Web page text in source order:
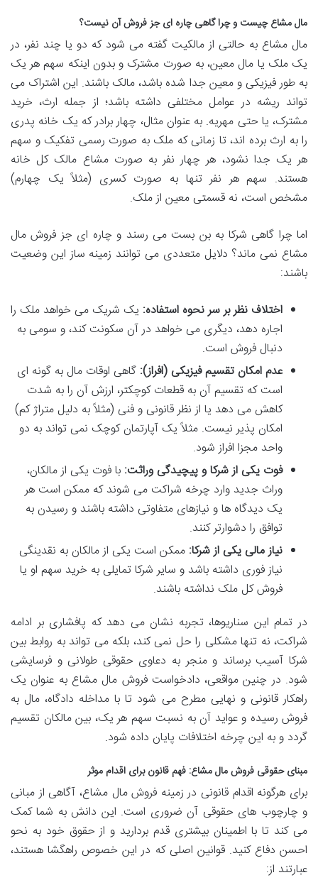
مال مشاع چیست و چرا گاهی چاره ای جز فروش آن نیست؟
مال مشاع به حالتی از مالکیت گفته می شود که دو یا چند نفر، در
یک ملک یا مال معین، به صورت مشترک و بدون اینکه سهم هر یک
به طور فیزیکی و معین جدا شده باشد، مالک باشند. این اشتراک می
تواند ریشه در عوامل مختلفی داشته باشد؛ از جمله ارث، خرید
مشترک، یا حتی مهریه. به عنوان مثال، چهار برادر که یک خانه پدری
را به ارث برده اند، تا زمانی که ملک به صورت رسمی تفکیک و سهم
هر یک جدا نشود، هر چهار نفر به صورت مشاع مالک کل خانه
هستند. سهم هر نفر تنها به صورت کسری (مثلاً یک چهارم)
مشخص است، نه قسمتی معین از ملک.
اما چرا گاهی شرکا به بن بست می رسند و چاره ای جز فروش مال
مشاع نمی ماند؟ دلایل متعددی می توانند زمینه ساز این وضعیت
باشند:
اختلاف نظر بر سر نحوه استفاده: یک شریک می خواهد ملک را
اجاره دهد، دیگری می خواهد در آن سکونت کند، و سومی به
دنبال فروش است.
عدم امکان تقسیم فیزیکی (افراز): گاهی اوقات مال به گونه ای
است که تقسیم آن به قطعات کوچکتر، ارزش آن را به شدت
کاهش می دهد یا از نظر قانونی و فنی (مثلاً به دلیل متراژ کم)
امکان پذیر نیست. مثلاً یک آپارتمان کوچک نمی تواند به دو
واحد مجزا افراز شود.
فوت یکی از شرکا و پیچیدگی وراثت: با فوت یکی از مالکان،
وراث جدید وارد چرخه شراکت می شوند که ممکن است هر
یک دیدگاه ها و نیازهای متفاوتی داشته باشند و رسیدن به
توافق را دشوارتر کنند.
نیاز مالی یکی از شرکا: ممکن است یکی از مالکان به نقدینگی
نیاز فوری داشته باشد و سایر شرکا تمایلی به خرید سهم او یا
فروش کل ملک نداشته باشند.
در تمام این سناریوها، تجربه نشان می دهد که پافشاری بر ادامه
شراکت، نه تنها مشکلی را حل نمی کند، بلکه می تواند به روابط بین
شرکا آسیب برساند و منجر به دعاوی حقوقی طولانی و فرسایشی
شود. در چنین مواقعی، دادخواست فروش مال مشاع به عنوان یک
راهکار قانونی و نهایی مطرح می شود تا با مداخله دادگاه، مال به
فروش رسیده و عواید آن به نسبت سهم هر یک، بین مالکان تقسیم
گردد و به این چرخه اختلافات پایان داده شود.
مبنای حقوقی فروش مال مشاع: فهم قانون برای اقدام موثر
برای هرگونه اقدام قانونی در زمینه فروش مال مشاع، آگاهی از مبانی
و چارچوب های حقوقی آن ضروری است. این دانش به شما کمک
می کند تا با اطمینان بیشتری قدم بردارید و از حقوق خود به نحو
احسن دفاع کنید. قوانین اصلی که در این خصوص راهگشا هستند،
عبارتند از: